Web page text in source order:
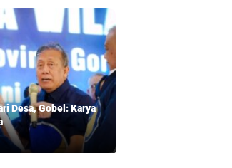
Desa, Gobel: Karya